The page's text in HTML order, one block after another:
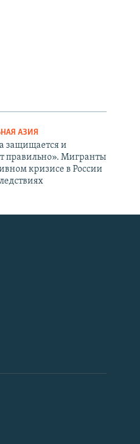
АЗИЯ
защищается и
правильно». Мигранты
кризисе в России